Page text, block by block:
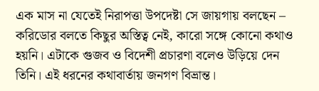
এক মাস না যেতেই নিরাপত্তা উপদেষ্টা সে জায়গায় বলছেন –
করিডোর বলতে কিছুর অস্তিত্ব নেই, কারো সঙ্গে কোনো কথাও
হয়নি। এটাকে গুজব ও বিদেশী প্রচারণা বলেও উড়িয়ে দেন
তিনি। এই ধরনের কথাবার্তায় জনগণ বিভ্রান্ত।